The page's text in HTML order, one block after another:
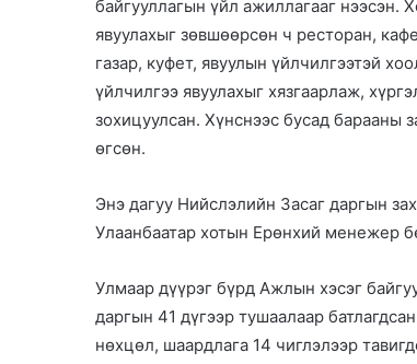
байгууллагын үйл ажиллагааг нээсэн.
явуулахыг зөвшөөрсөн ч ресторан,
газар, куфет, явуулын үйлчилгээтэй
үйлчилгээ явуулахыг хязгаарлаж,
зохицуулсан. Хүнснээс бусад барааны
өгсөн.
Энэ дагуу Нийслэлийн Засаг даргын
Улаанбаатар хотын Ерөнхий менежер
Улмаар дүүрэг бүрд Ажлын хэсэг
даргын 41 дүгээр тушаалаар
нөхцөл, шаардлага 14 чиглэлээр